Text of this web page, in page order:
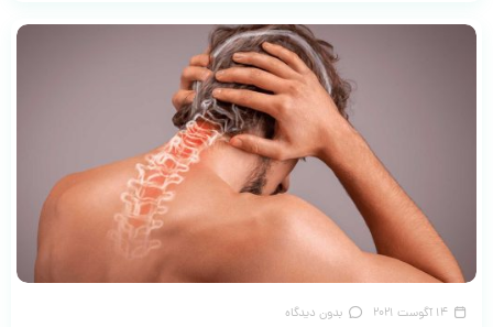
14 آگوست 2021 بدون دیدگاه